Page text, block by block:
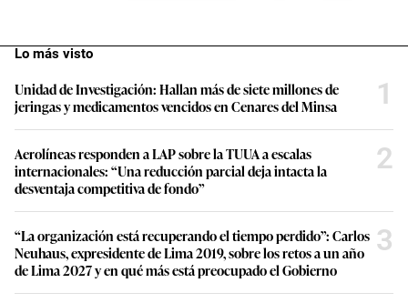
Lo más visto
Unidad de Investigación: Hallan más de siete millones de
jeringas y medicamentos vencidos en Cenares del Minsa
1
Aerolíneas responden a LAP sobre la TUUA a escalas
internacionales: “Una reducción parcial deja intacta la
desventaja competitiva de fondo”
2
“La organización está recuperando el tiempo perdido”: Carlos
Neuhaus, expresidente de Lima 2019, sobre los retos a un año
de Lima 2027 y en qué más está preocupado el Gobierno
3